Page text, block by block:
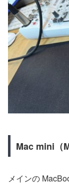
Mac mini（
メインの